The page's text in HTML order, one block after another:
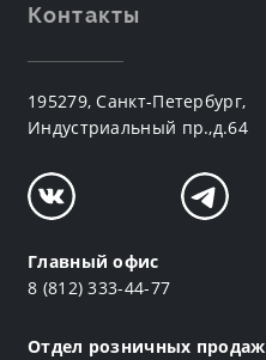
Контакты
195279, Санкт-Петербург,
Индустриальный пр.,д.64
Главный офис
8 (812) 333-44-77
Отдел розничных продаж